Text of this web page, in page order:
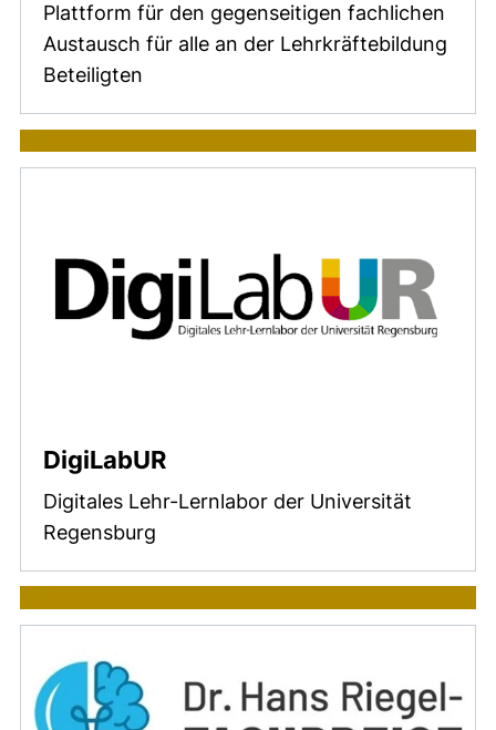
Plattform für den gegenseitigen fachlichen
Austausch für alle an der Lehrkräftebildung
Beteiligten
DigiLabUR
Digitales Lehr-Lernlabor der Universität
Regensburg